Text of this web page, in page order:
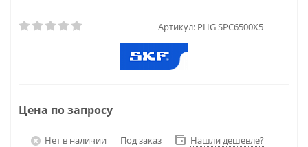
Артикул: PHG SPC6500X5
Цена по запросу
Нет в наличии Под заказ Нашли дешевле?